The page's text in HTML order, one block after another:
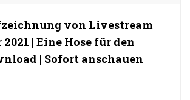
von Livestream
2021 | Eine Hose für den
| Sofort anschauen